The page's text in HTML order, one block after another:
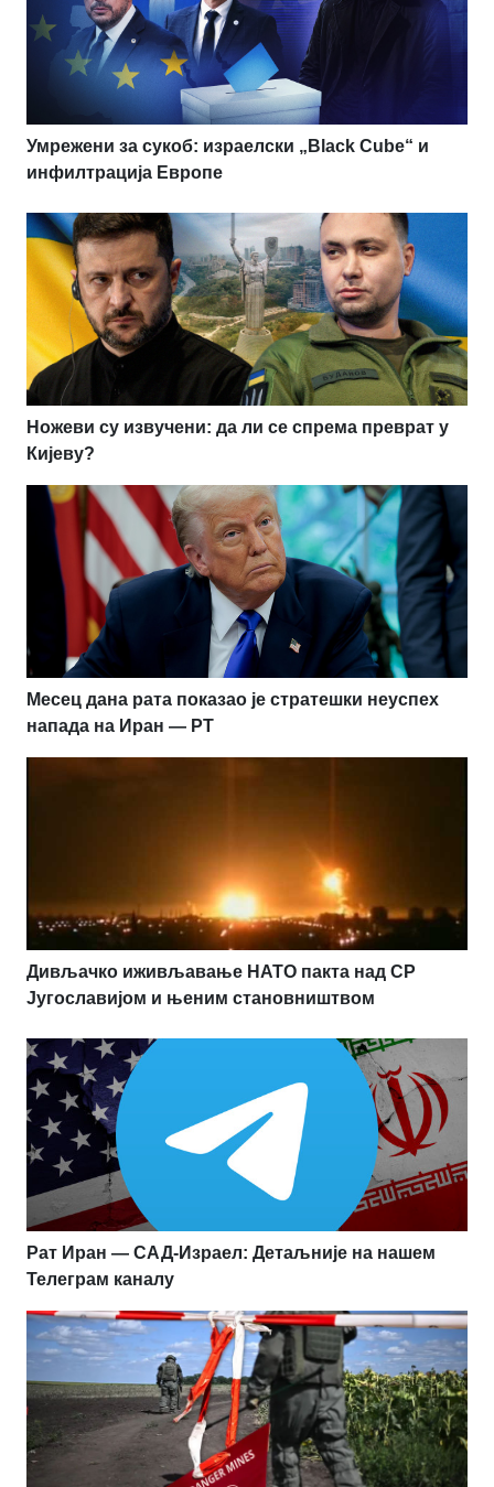
Умрежени за сукоб: израелски „Black Cube“ и
инфилтрација Европе
Ножеви су извучени: да ли се спрема преврат у
Кијеву?
Месец дана рата показао је стратешки неуспех
напада на Иран — РТ
Дивљачко иживљавање НАТО пакта над СР
Југославијом и њеним становништвом
Рат Иран — САД-Израел: Детаљније на нашем
Телеграм каналу